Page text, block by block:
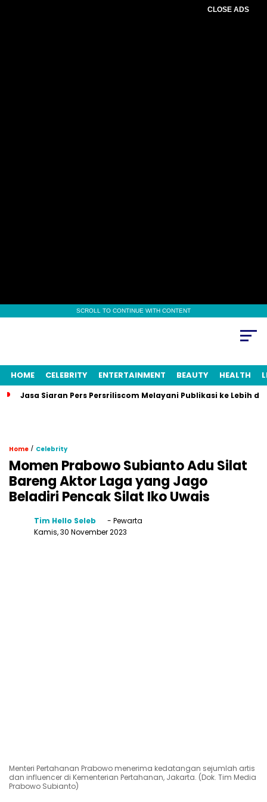
CLOSE ADS
SCROLL TO CONTINUE WITH CONTENT
HOME CELEBRITY ENTERTAINMENT BEAUTY HEALTH
Jasa Siaran Pers Persriliscom Melayani Publikasi ke Lebih
Home / Celebrity
Momen Prabowo Subianto Adu Silat
Bareng Aktor Laga yang Jago
Beladiri Pencak Silat Iko Uwais
Tim Hello Seleb
- Pewarta
Kamis, 30 November 2023
Menteri Pertahanan Prabowo menerima kedatangan sejumlah artis
dan influencer di Kementerian Pertahanan, Jakarta. (Dok. Tim Media
Prabowo Subianto)